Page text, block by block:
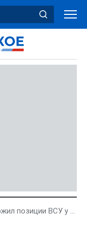
у Новоберислава и в островной зоне